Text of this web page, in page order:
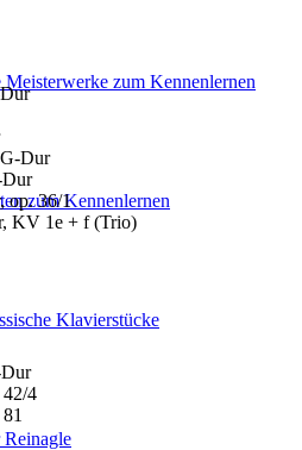
Meisterwerke zum Kennenlernen
zum Kennenlernen
Klavierstücke
Dur
op. 36/1
KV 1e + f (Trio)
4